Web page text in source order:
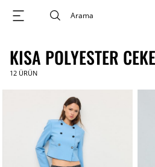
KISA POLYESTER
12 ÜRÜN